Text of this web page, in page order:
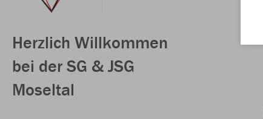
Herzlich Willkommen
bei der SG & JSG
Moseltal